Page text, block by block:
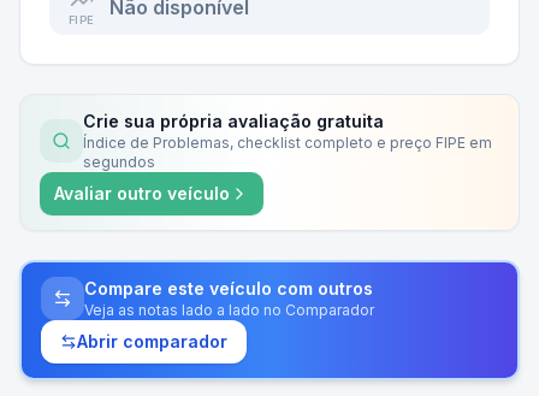
FIPE
Não disponível
Crie sua própria avaliação gratuita
Índice de Problemas, checklist completo e preço FIPE em
segundos
Avaliar outro veículo
Compare este veículo com outros
Veja as notas lado a lado no Comparador
Abrir comparador